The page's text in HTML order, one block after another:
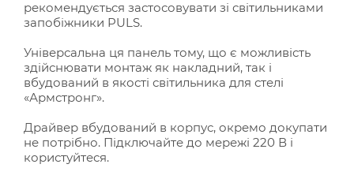
рекомендується застосовувати зі світильниками
запобіжники PULS.
Універсальна ця панель тому, що є можливість
здійснювати монтаж як накладний, так і
вбудований в якості світильника для стелі
«Армстронг».
Драйвер вбудований в корпус, окремо докупати
не потрібно. Підключайте до мережі 220 В і
користуйтеся.